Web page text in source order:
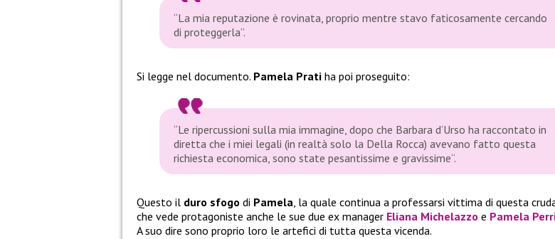
“La mia reputazione è rovinata, proprio mentre stavo faticosamente cercando
di proteggerla”.
Si legge nel documento. Pamela Prati ha poi proseguito:
“Le ripercussioni sulla mia immagine, dopo che Barbara d’Urso ha raccontato in
diretta che i miei legali (in realtà solo la Della Rocca) avevano fatto questa
richiesta economica, sono state pesantissime e gravissime“.
Questo il duro sfogo di Pamela, la quale continua a professarsi vittima di questa
che vede protagoniste anche le sue due ex manager Eliana Michelazzo e Pamela
A suo dire sono proprio loro le artefici di tutta questa vicenda.